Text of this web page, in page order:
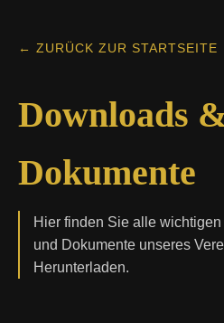
← ZURÜCK ZUR STARTSEITE
Downloads
Dokumente
Hier finden Sie alle
und Dokumente unseres
Herunterladen.